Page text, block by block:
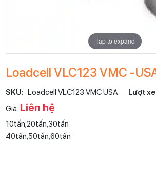
Tap to expand
Loadcell VLC123 VMC -
SKU: Loadcell VLC123 VMC USA Lượt
Giá: Liên hệ
10tấn,20tấn,30tấn
40tấn,50tấn,60tấn